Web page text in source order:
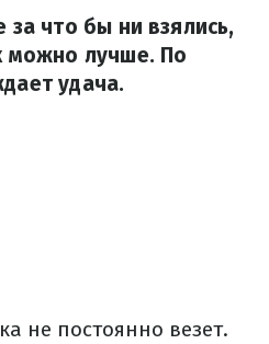
что бы ни взялись,
можно лучше. По
удача.
не постоянно везет.